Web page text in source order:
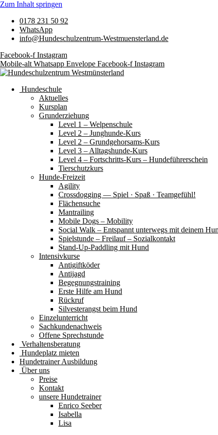
Zum Inhalt springen
0178 231 50 92
WhatsApp
info@Hundeschulzentrum-Westmuensterland.de
Facebook-f Instagram
Mobile-alt Whatsapp Envelope Facebook-f Instagram
Hundeschule
Aktuelles
Kursplan
Grunderziehung
Level 1 – Welpenschule
Level 2 – Junghunde-Kurs
Level 2 – Grundgehorsams-Kurs
Level 3 – Alltagshunde-Kurs
Level 4 – Fortschritts-Kurs – Hundeführerschein
Tierschutzkurs
Hunde-Freizeit
Agility
Crossdogging — Spiel · Spaß · Teamgefühl!
Flächensuche
Mantrailing
Mobile Dogs – Mobility
Social Walk – Entspannt unterwegs mit deinem
Spielstunde – Freilauf – Sozialkontakt
Stand-Up-Paddling mit Hund
Intensivkurse
Antigiftköder
Antijagd
Begegnungstraining
Erste Hilfe am Hund
Rückruf
Silvesterangst beim Hund
Einzelunterricht
Sachkundenachweis
Offene Sprechstunde
Verhaltensberatung
Hundeplatz mieten
Hundetrainer Ausbildung
Über uns
Preise
Kontakt
unsere Hundetrainer
Enrico Seeber
Isabella
Lisa